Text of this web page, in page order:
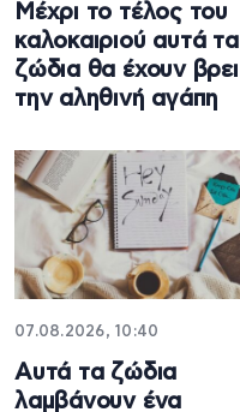
Μέχρι το τέλος του
καλοκαιριού αυτά τα
ζώδια θα έχουν βρει
την αληθινή αγάπη
07.08.2026, 10:40
Αυτά τα ζώδια
λαμβάνουν ένα